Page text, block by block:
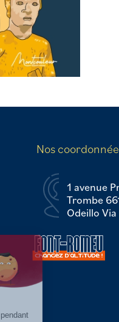
Nos
1 avenue
Trombe
Odeillo Via
pendant